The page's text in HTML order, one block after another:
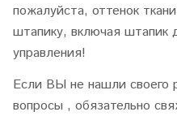
пожалуйста, оттенок
штапику, включая штапик
управления!
Если ВЫ не нашли своего
вопросы , обязательно